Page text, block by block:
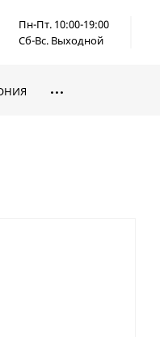
Пн-Пт. 10:00-19:00
Сб-Вс. Выходной